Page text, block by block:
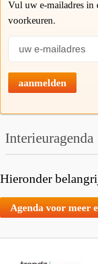
Vul uw e-mailadres in
voorkeuren.
aanmelden
Interieuragenda
Hieronder
Agenda voor meer